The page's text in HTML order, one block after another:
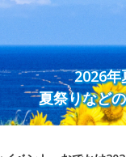
2026年
夏祭りなど